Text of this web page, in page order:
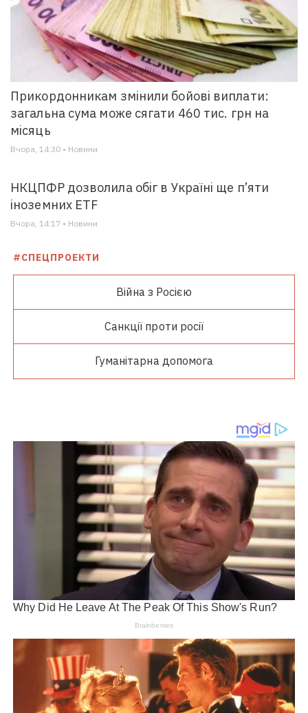
Прикордонникам змінили бойові виплати:
загальна сума може сягати 460 тис. грн на
місяць
Вчора, 14:30 • Новини
НКЦПФР дозволила обіг в Україні ще п’яти
іноземних ETF
Вчора, 14:17 • Новини
#СПЕЦПРОЕКТИ
Війна з Росією
Санкції проти росії
Гуманітарна допомога